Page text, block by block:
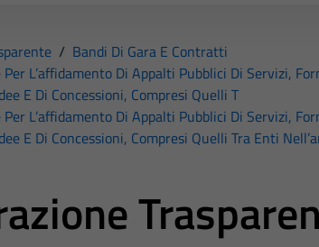
/ Bandi Di Gara E Contratti
L’affidamento Di Appalti Pubblici Di Servizi,
E Di Concessioni, Compresi Quelli T
L’affidamento Di Appalti Pubblici Di Servizi,
E Di Concessioni, Compresi Quelli Tra Enti